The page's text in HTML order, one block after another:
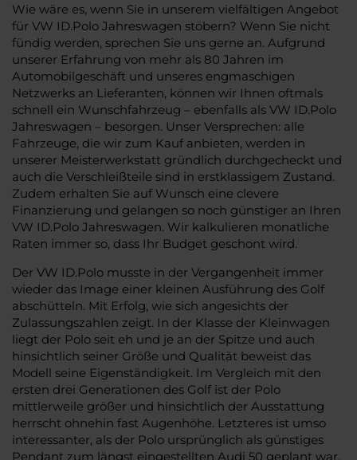
Wie wäre es, wenn Sie in unserem vielfältigen Angebot
für VW ID.Polo Jahreswagen stöbern? Wenn Sie nicht
fündig werden, sprechen Sie uns gerne an. Aufgrund
unserer Erfahrung von mehr als 80 Jahren im
Automobilgeschäft und unseres engmaschigen
Netzwerks an Lieferanten, können wir Ihnen oftmals
schnell ein Wunschfahrzeug – ebenfalls als VW ID.Polo
Jahreswagen – besorgen. Unser Versprechen: alle
Fahrzeuge, die wir zum Kauf anbieten, werden in
unserer Meisterwerkstatt gründlich durchgecheckt und
auch die Verschleißteile sind in erstklassigem Zustand.
Zudem erhalten Sie auf Wunsch eine clevere
Finanzierung und gelangen so noch günstiger an Ihren
VW ID.Polo Jahreswagen. Wir kalkulieren monatliche
Raten immer so, dass Ihr Budget geschont wird.
Der VW ID.Polo musste in der Vergangenheit immer
wieder das Image einer kleinen Ausführung des Golf
abschütteln. Mit Erfolg, wie sich angesichts der
Zulassungszahlen zeigt. In der Klasse der Kleinwagen
liegt der Polo seit eh und je an der Spitze und auch
hinsichtlich seiner Größe und Qualität beweist das
Modell seine Eigenständigkeit. Im Vergleich mit den
ersten drei Generationen des Golf ist der Polo
mittlerweile größer und hinsichtlich der Ausstattung
herrscht ohnehin fast Augenhöhe. Letzteres ist umso
interessanter, als der Polo ursprünglich als günstiges
Pendant zum längst eingestellten Audi 50 geplant war.